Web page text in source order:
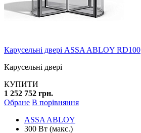
Карусельні двері ASSA ABLOY RD100
Карусельні двері
КУПИТИ
1 252 752 грн.
Обране В порівняння
ASSA ABLOY
300 Вт (макс.)